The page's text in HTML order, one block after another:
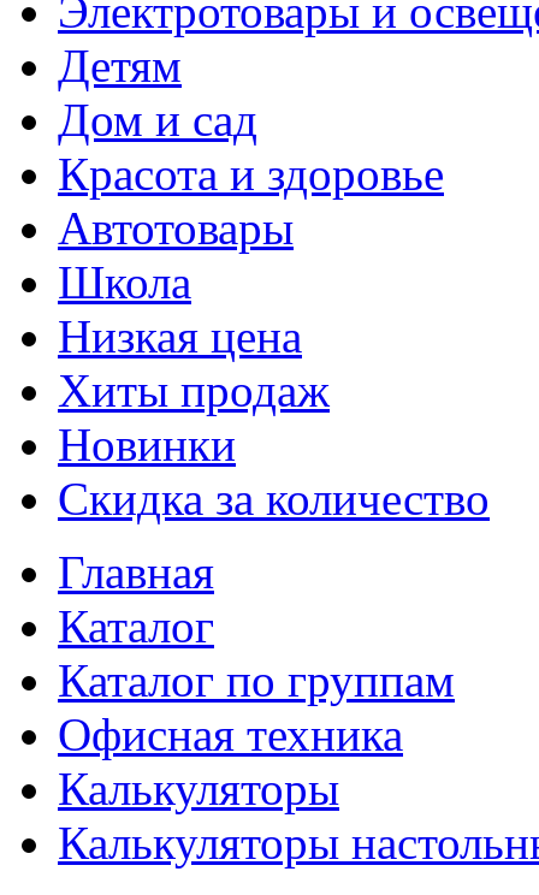
Электротовары и
Детям
Дом и сад
Красота и здоровье
Автотовары
Школа
Низкая цена
Хиты продаж
Новинки
Скидка за количество
Главная
Каталог
Каталог по группам
Офисная техника
Калькуляторы
Калькуляторы